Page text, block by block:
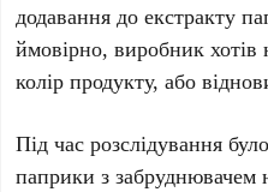
додавання до екстракту
ймовірно, виробник хотів
колір продукту, або
Під час розслідування
паприки з забруднювачем